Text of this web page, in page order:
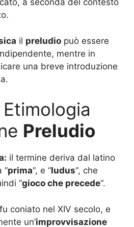
a seconda del contesto
il preludio può essere
mentre in
una breve introduzione
Etimologia
Preludio
il termine deriva dal latino
“prima“, e “ludus“, che
“gioco che precede“.
fu coniato nel XIV secolo, e
un’improvvisazione